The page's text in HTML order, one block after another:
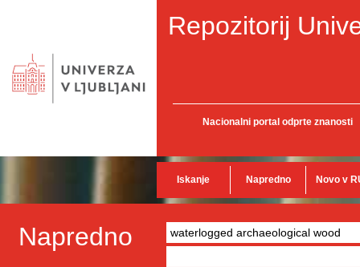
Repozitorij
Nacionalni portal odprte znanosti
Iskanje Napredno Novo v
Napredno